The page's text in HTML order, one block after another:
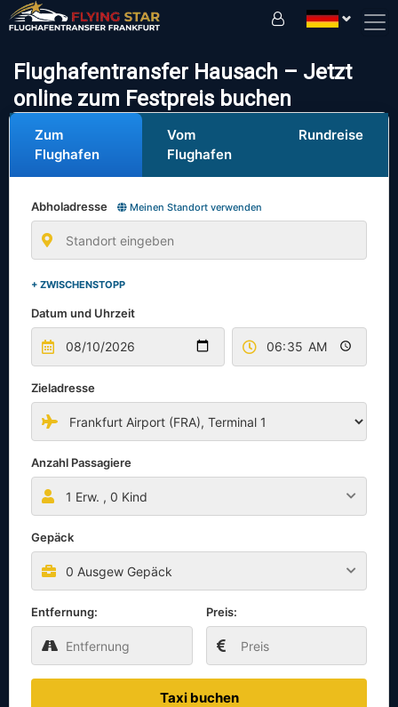
Flughafentransfer Hausach – Jetzt
online zum Festpreis buchen
Zum
Flughafen
Vom
Flughafen
Rundreise
Abholadresse Meinen Standort verwenden
+ ZWISCHENSTOPP
Datum und Uhrzeit
Zieladresse
Anzahl Passagiere
1 Erw. , 0 Kind
Gepäck
0 Ausgew Gepäck
Entfernung: Preis:
Taxi buchen